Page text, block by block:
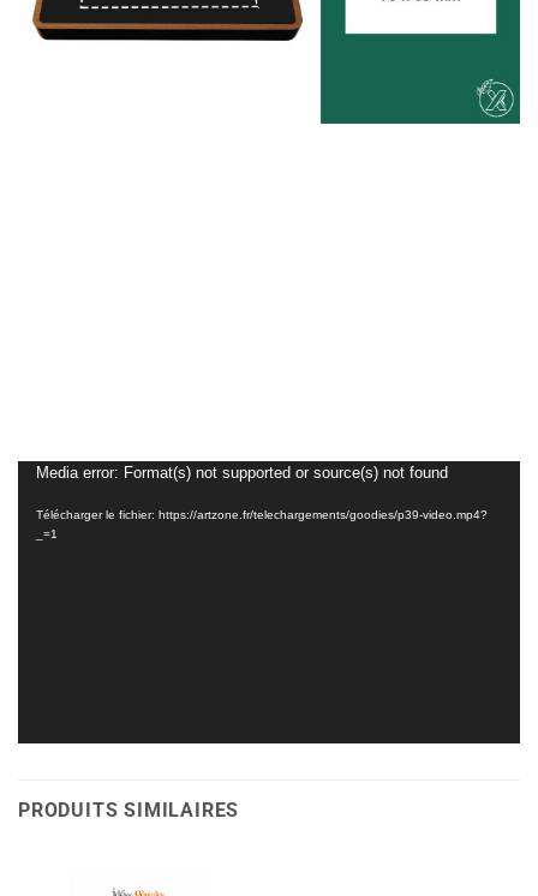
Lecteur
vidéo
Media error: Format(s) not supported or source(s) not found
Télécharger le fichier: https://artzone.fr/telechargements/goodies/p39-video.mp4?
_=1
PRODUITS SIMILAIRES